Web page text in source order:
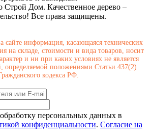
Дом. Качественное дерево –
Все права защищены.
сайте информация, касающаяся технических
на складе, стоимости и вида товаров, носит
и ни при каких условиях не является
определяемой положениями Статьи 437(2)
кодекса РФ.
персональных данных в
конфиденциальности. Согласие на